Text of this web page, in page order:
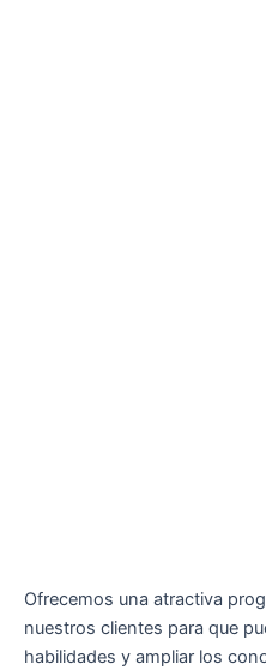
Ofrecemos una atractiva
nuestros clientes para que
habilidades y ampliar los